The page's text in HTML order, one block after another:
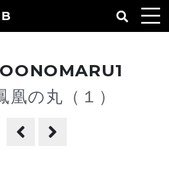
凰の丸（１）